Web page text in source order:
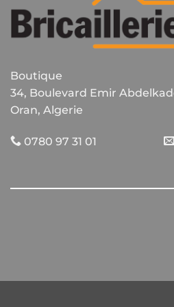
Boutique
34, Boulevard Emir
Oran, Algerie
0780 97 31 01